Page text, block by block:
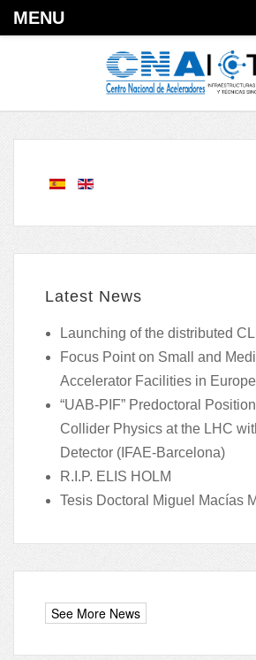
MENU
Latest News
Launching of the distributed
Focus Point on Small and
Accelerator Facilities in Europe
“UAB-PIF” Predoctoral
Collider Physics at the LHC
Detector (IFAE-Barcelona)
R.I.P. ELIS HOLM
Tesis Doctoral Miguel Macías